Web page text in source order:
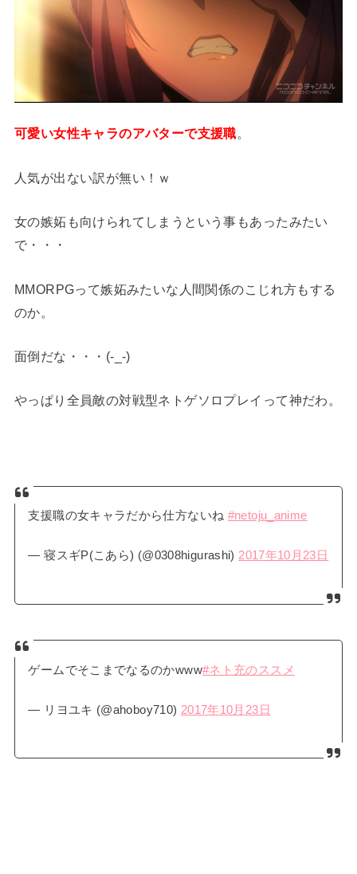
可愛い女性キャラのアバターで支援職。
人気が出ない訳が無い！ｗ
女の嫉妬も向けられてしまうという事もあったみたい
で・・・
MMORPGって嫉妬みたいな人間関係のこじれ方もする
のか。
面倒だな・・・(-_-)
やっぱり全員敵の対戦型ネトゲソロプレイって神だわ。
支援職の女キャラだから仕方ないね #netoju_anime
— 寝スギP(こあら) (@0308higurashi) 2017年10月23日
ゲームでそこまでなるのかwww#ネト充のススメ
— リヨユキ (@ahoboy710) 2017年10月23日